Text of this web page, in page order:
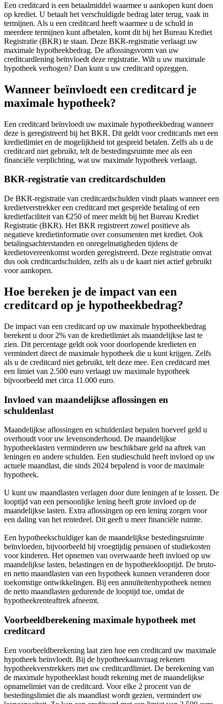
Een creditcard is een betaalmiddel waarmee u aankopen kunt doen
op krediet. U betaalt het verschuldigde bedrag later terug, vaak in
termijnen. Als u een creditcard heeft waarmee u de schuld in
meerdere termijnen kunt afbetalen, komt dit bij het Bureau Krediet
Registratie (BKR) te staan. Deze BKR-registratie verlaagt uw
maximale hypotheekbedrag. De aflossingsvorm van uw
creditcardlening beïnvloedt deze registratie. Wilt u uw maximale
hypotheek verhogen? Dan kunt u uw creditcard opzeggen.
Wanneer beïnvloedt een creditcard je
maximale hypotheek?
Een creditcard beïnvloedt uw maximale hypotheekbedrag wanneer
deze is geregistreerd bij het BKR. Dit geldt voor creditcards met een
kredietlimiet en de mogelijkheid tot gespreid betalen. Zelfs als u de
creditcard niet gebruikt, telt de bestedingsruimte mee als een
financiële verplichting, wat uw maximale hypotheek verlaagt.
BKR-registratie van creditcardschulden
De BKR-registratie van creditcardschulden vindt plaats wanneer een
kredietverstrekker een creditcard met gespreide betaling of een
kredietfaciliteit van €250 of meer meldt bij het Bureau Krediet
Registratie (BKR). Het BKR registreert zowel positieve als
negatieve kredietinformatie over consumenten met krediet. Ook
betalingsachterstanden en onregelmatigheden tijdens de
kredietovereenkomst worden geregistreerd. Deze registratie omvat
dus ook creditcardschulden, zelfs als u de kaart niet actief gebruikt
voor aankopen.
Hoe bereken je de impact van een
creditcard op je hypotheekbedrag?
De impact van een creditcard op uw maximale hypotheekbedrag
berekent u door 2% van de kredietlimiet als maandelijkse last te
zien. Dit percentage geldt ook voor doorlopende kredieten en
vermindert direct de maximale hypotheek die u kunt krijgen. Zelfs
als u de creditcard niet gebruikt, telt deze mee. Een creditcard met
een limiet van 2.500 euro verlaagt uw maximale hypotheek
bijvoorbeeld met circa 11.000 euro.
Invloed van maandelijkse aflossingen en
schuldenlast
Maandelijkse aflossingen en schuldenlast bepalen hoeveel geld u
overhoudt voor uw levensonderhoud. De maandelijkse
hypotheeklasten verminderen uw beschikbare geld na aftrek van
leningen en andere schulden. Een studieschuld heeft invloed op uw
actuele maandlast, die sinds 2024 bepalend is voor de maximale
hypotheek.
U kunt uw maandlasten verlagen door dure leningen af te lossen. De
looptijd van een persoonlijke lening heeft grote invloed op de
maandelijkse lasten. Extra aflossingen op een lening zorgen voor
een daling van het rentedeel. Dit geeft u meer financiële ruimte.
Een hypotheekschuldiger kan de maandelijkse bestedingsruimte
beïnvloeden, bijvoorbeeld bij vroegtijdig pensioen of studiekosten
voor kinderen. Het opnemen van overwaarde heeft invloed op uw
maandelijkse lasten, belastingen en de hypotheeklooptijd. De bruto-
en netto maandlasten van een hypotheek kunnen veranderen door
toekomstige ontwikkelingen. Bij een annuïteitenhypotheek nemen
de netto maandlasten gedurende de looptijd toe, omdat de
hypotheekrenteaftrek afneemt.
Voorbeeldberekening maximale hypotheek met
creditcard
Een voorbeeldberekening laat zien hoe een creditcard uw maximale
hypotheek beïnvloedt. Bij de hypotheekaanvraag rekenen
hypotheekverstrekkers met uw creditcardlimiet. De berekening van
de maximale hypotheeklast houdt rekening met de maandelijkse
opnamelimiet van de creditcard. Voor elke 2 procent van de
bestedingslimiet die als maandlast wordt gezien, vermindert uw